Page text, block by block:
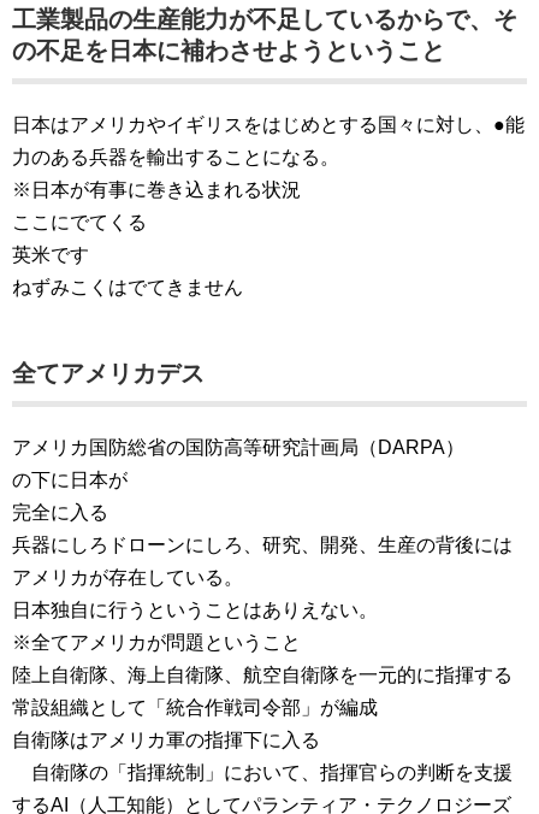
工業製品の生産能力が不足しているからで、そ
の不足を日本に補わさせようということ
日本はアメリカやイギリスをはじめとする国々に対し、●能
力のある兵器を輸出することになる。
※日本が有事に巻き込まれる状況
ここにでてくる
英米です
ねずみこくはでてきません
全てアメリカデス
アメリカ国防総省の国防高等研究計画局（DARPA）
の下に日本が
完全に入る
兵器にしろドローンにしろ、研究、開発、生産の背後には
アメリカが存在している。
日本独自に行うということはありえない。
※全てアメリカが問題ということ
陸上自衛隊、海上自衛隊、航空自衛隊を一元的に指揮する
常設組織として「統合作戦司令部」が編成
自衛隊はアメリカ軍の指揮下に入る
​自衛隊の「指揮統制」において、指揮官らの判断を支援
するAI（人工知能）としてパランティア・テクノロジーズ